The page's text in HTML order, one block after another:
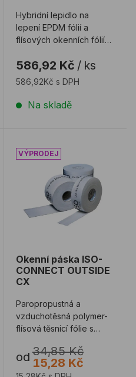
Hybridní lepidlo na
lepení EPDM fólií a
flísových okenních fólií
vhodné k použ ...
586,92 Kč / ks
586,92Kč s DPH
Na skladě
fólie TFS new 600ml
Okenní páska ISO-
Okenní páska ISO-
CONNECT OUTSIDE
CX
Paropropustná a
vzduchotěsná polymer-
flísová těsnicí fólie s
dešti. Používá s ...
od 34,85 Kč
15,28 Kč